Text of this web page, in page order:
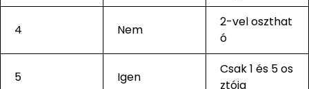
4 Nem
2-vel oszthat
ó
5 Igen
Csak 1 és 5 os
ztója